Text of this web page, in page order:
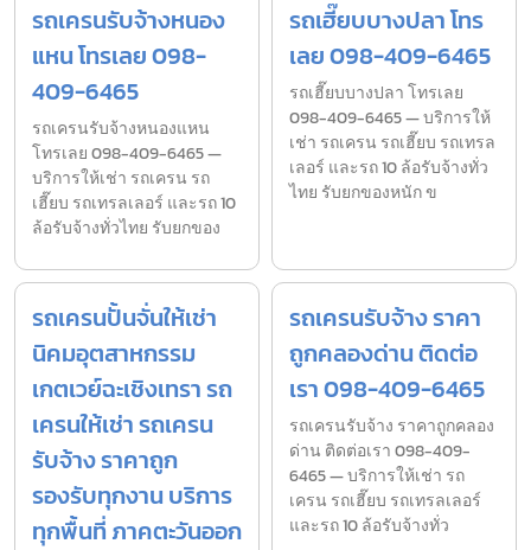
รถเครนรับจ้างหนอง
แหน โทรเลย 098-
409-6465
รถเครนรับจ้างหนองแหน
โทรเลย 098-409-6465 —
บริการให้เช่า รถเครน รถ
เฮี๊ยบ รถเทรลเลอร์ และรถ 10
ล้อรับจ้างทั่วไทย รับยกของ
รถเฮี๊ยบบางปลา โทร
เลย 098-409-6465
รถเฮี๊ยบบางปลา โทรเลย
098-409-6465 — บริการให้
เช่า รถเครน รถเฮี๊ยบ รถเทรล
เลอร์ และรถ 10 ล้อรับจ้างทั่ว
ไทย รับยกของหนัก ข
รถเครนปั้นจั่นให้เช่า
นิคมอุตสาหกรรม
เกตเวย์ฉะเชิงเทรา รถ
เครนให้เช่า รถเครน
รับจ้าง ราคาถูก
รองรับทุกงาน บริการ
ทุกพื้นที่ ภาคตะวันออก
รถเครนรับจ้าง ราคา
ถูกคลองด่าน ติดต่อ
เรา 098-409-6465
รถเครนรับจ้าง ราคาถูกคลอง
ด่าน ติดต่อเรา 098-409-
6465 — บริการให้เช่า รถ
เครน รถเฮี๊ยบ รถเทรลเลอร์
และรถ 10 ล้อรับจ้างทั่ว